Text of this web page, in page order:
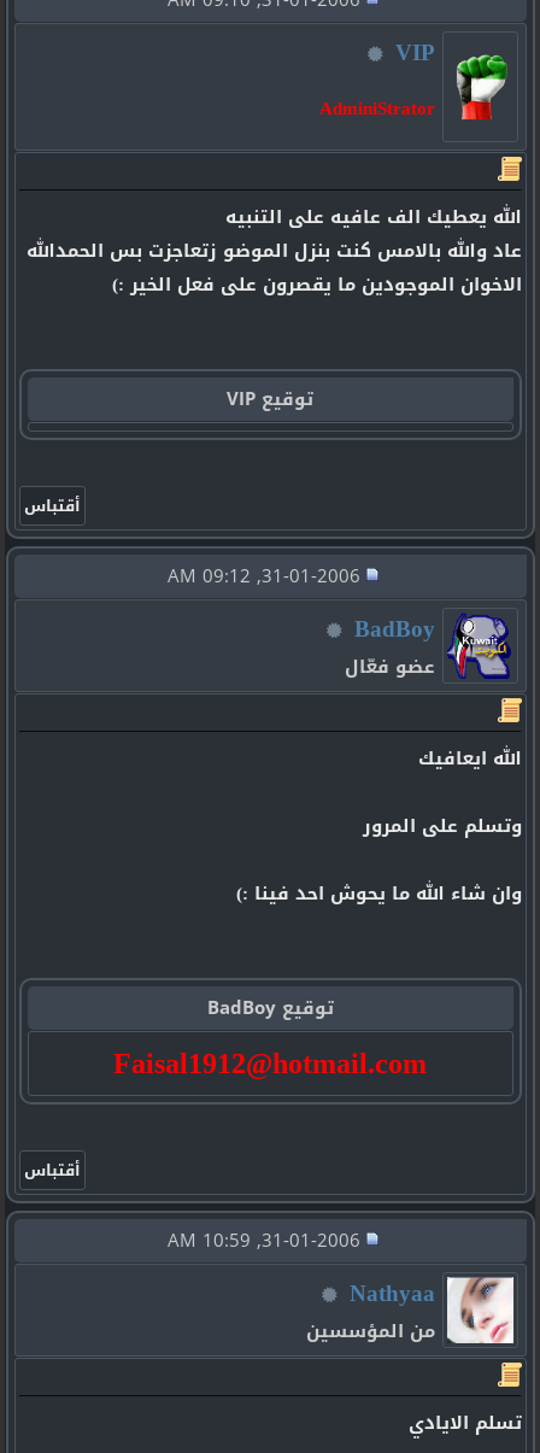
VIP
AdminiStrator
الله يعطيك الف عافيه على التنبيه
عاد والله بالامس كنت بنزل الموضو زتعاجزت بس الحمدالله
الاخوان الموجودين ما يقصرون على فعل الخير :)
توقيع VIP
BadBoy
عضو فعّال
الله ايعافيك
وتسلم على المرور
وان شاء الله ما يحوش احد فينا :)
توقيع BadBoy
Faisal1912@hotmail.com
Nathyaa
من المؤسسين
تسلم الايادي